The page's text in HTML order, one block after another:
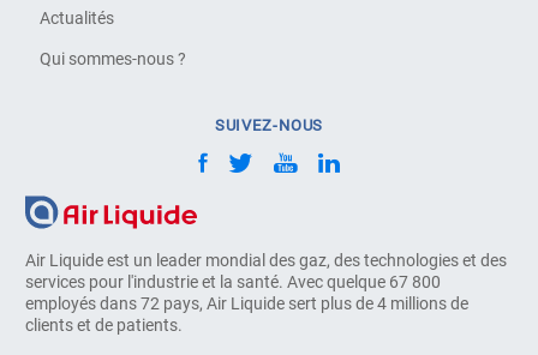
Air Liquide est un leader mondial des gaz, des technologies et des
services pour l'industrie et la santé. Avec quelque 67 800
employés dans 72 pays, Air Liquide sert plus de 4 millions de
clients et de patients.
Actualités
Qui sommes-nous ?
SUIVEZ-NOUS